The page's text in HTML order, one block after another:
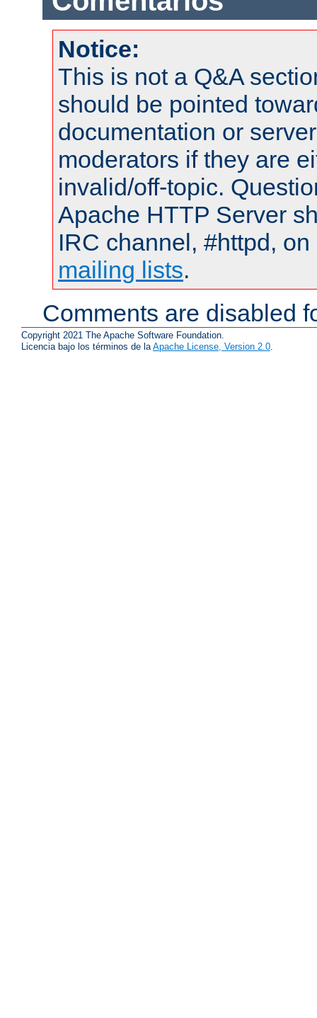
Notice:
This is not a Q&A
should be pointed
documentation or
moderators if they are
invalid/off-topic.
Apache HTTP Server
IRC channel, #httpd,
mailing lists.
Comments are disabled
Copyright 2021 The Apache Software Foundation.
Licencia bajo los términos de la Apache License, Version 2.0